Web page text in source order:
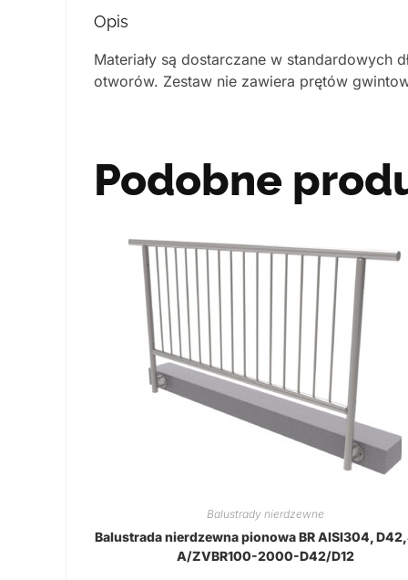
Opis
Materiały są dostarczane w standardowych
otworów. Zestaw nie zawiera prętów
Podobne
Balustrady nierdzewne
Balustrada nierdzewna pionowa BR AISI304,
A/ZVBR100-2000-D42/D12